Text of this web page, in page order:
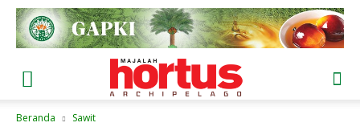
Beranda Sawit